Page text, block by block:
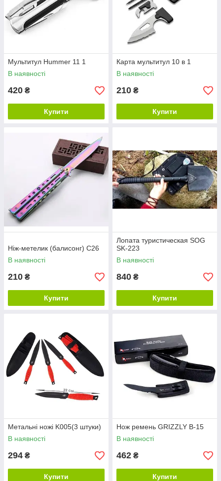
Мультитул Hummer 11 1
В наявності
420 ₴
Купити
Карта мультитул 10 в 1
В наявності
210 ₴
Купити
Ніж-метелик (балисонг) C26
В наявності
210 ₴
Купити
Лопата туристическая SOG
SK-223
В наявності
840 ₴
Купити
Метальні ножі K005(3 штуки)
В наявності
294 ₴
Купити
Нож ремень GRIZZLY B-15
В наявності
462 ₴
Купити